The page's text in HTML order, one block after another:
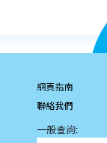
網頁指南
聯絡我們
一般查詢: